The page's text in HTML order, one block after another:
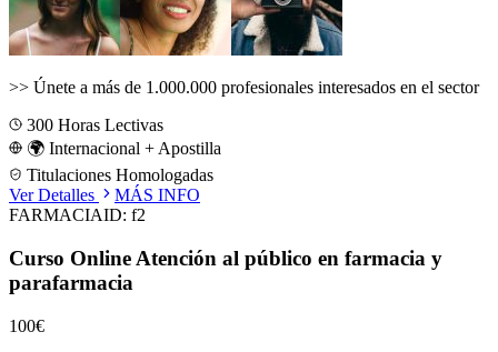
>> Únete a más de 1.000.000 profesionales interesados en el sector
300 Horas Lectivas
🌍 Internacional + Apostilla
Titulaciones Homologadas
Ver Detalles
MÁS INFO
FARMACIAID: f2
Curso Online Atención al público en farmacia y
parafarmacia
100€